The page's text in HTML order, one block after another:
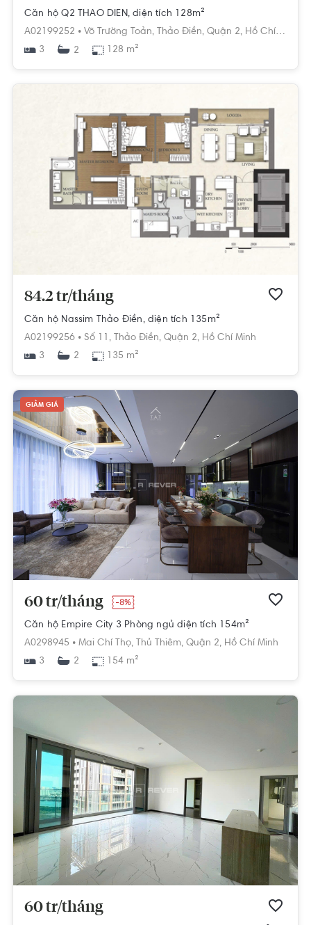
Căn hộ Q2 THAO DIEN, diện tích 128m²
A02199252 • Võ Trường Toản, Thảo Điền, Quận 2, Hồ Chí Minh
3
2 128 m²
84.2 tr/tháng
Căn hộ Nassim Thảo Điền, diện tích 135m²
A02199256 • Số 11, Thảo Điền, Quận 2, Hồ Chí Minh
3
2 135 m²
GIẢM GIÁ
60 tr/tháng -8%
Căn hộ Empire City 3 Phòng ngủ diện tích 154m²
A0298945 • Mai Chí Thọ, Thủ Thiêm, Quận 2, Hồ Chí Minh
3
2 154 m²
60 tr/tháng